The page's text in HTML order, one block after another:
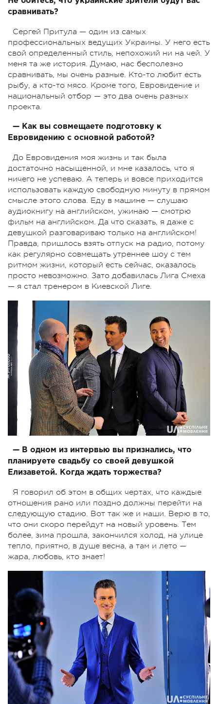
сравнивать?
Сергей Притула — один из самых
профессиональных ведущих Украины. У него есть
свой определенный стиль, непохожий ни на чей. У
меня та же история. Думаю, нас бесполезно
сравнивать, мы очень разные. Кто-то любит есть
рыбу, а кто-то мясо. Кроме того, Евровидение и
национальный отбор — это два очень разных
проекта.
— Как вы совмещаете подготовку к
Евровидению с основной работой?
До Евровидения моя жизнь и так была
достаточно насыщенной, и мне казалось, что я
ничего не успеваю. А теперь и вовсе приходится
использовать каждую свободную минуту в прямом
смысле этого слова. Еду в машине — слушаю
аудиокнигу на английском, ужинаю — смотрю
фильм на английском. Да что сказать, я даже с
девушкой разговариваю только на английском!
Правда, пришлось взять отпуск на радио, потому
как регулярно совмещать утреннее шоу с тем
ритмом жизни, который есть сейчас, оказалось
просто невозможно. Зато добавилась Лига Смеха
— я стал тренером в Киевской Лиге.
— В одном из интервью вы признались, что
планируете свадьбу со своей девушкой
Елизаветой. Когда ждать торжества?
Я говорил об этом в общих чертах, что каждые
отношения рано или поздно должны перейти на
следующую стадию. Вот так же и наши. Верю в то,
что они скоро перейдут на новый уровень. Тем
более, зима прошла, закончился холод, на улице
тепло, приятно, в душе весна, а там и лето —
жара, любовь, кто знает!